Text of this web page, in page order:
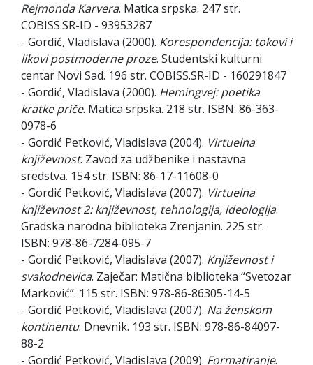
Rejmonda Karvera. Matica srpska. 247 str.
COBISS.SR-ID - 93953287
- Gordić, Vladislava (2000). Korespondencija: tokovi i
likovi postmoderne proze. Studentski kulturni
centar Novi Sad. 196 str. COBISS.SR-ID - 160291847
- Gordić, Vladislava (2000). Hemingvej: poetika
kratke priče. Matica srpska. 218 str. ISBN: 86-363-
0978-6
- Gordić Petković, Vladislava (2004). Virtuelna
književnost. Zavod za udžbenike i nastavna
sredstva. 154 str. ISBN: 86-17-11608-0
- Gordić Petković, Vladislava (2007). Virtuelna
književnost 2: književnost, tehnologija, ideologija.
Gradska narodna biblioteka Zrenjanin. 225 str.
ISBN: 978-86-7284-095-7
- Gordić Petković, Vladislava (2007). Književnost i
svakodnevica. Zaječar: Matična biblioteka “Svetozar
Marković”. 115 str. ISBN: 978-86-86305-14-5
- Gordić Petković, Vladislava (2007). Na ženskom
kontinentu. Dnevnik. 193 str. ISBN: 978-86-84097-
88-2
- Gordić Petković, Vladislava (2009). Formatiranje.